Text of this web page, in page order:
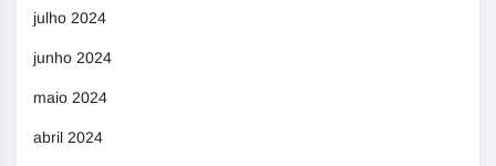
julho 2024
junho 2024
maio 2024
abril 2024